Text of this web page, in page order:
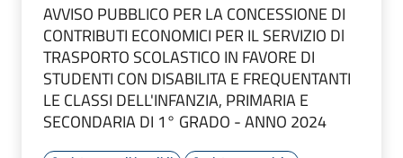
AVVISO PUBBLICO PER LA CONCESSIONE DI
CONTRIBUTI ECONOMICI PER IL SERVIZIO Dl
TRASPORTO SCOLASTICO IN FAVORE DI
STUDENTI CON DISABILITA E FREQUENTANTI
LE CLASSI DELL'INFANZIA, PRIMARIA E
SECONDARIA DI 1° GRADO - ANNO 2024